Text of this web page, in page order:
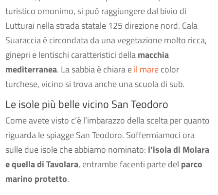
turistico omonimo, si può raggiungere dal bivio di
Lutturai nella strada statale 125 direzione nord. Cala
Suaraccia è circondata da una vegetazione molto ricca,
ginepri e lentischi caratteristici dellamacchia
mediterranea. La sabbia è chiara eil marecolor
turchese, vicino si trova anche una scuola di sub.
Le isole più belle vicino San Teodoro
Come avete visto c’è l’imbarazzo della scelta per quanto
riguarda le spiagge San Teodoro. Soffermiamoci ora
sulle due isole che abbiamo nominato: l’isola di Molara
e quella di Tavolara, entrambe facenti parte del parco
marino protetto.